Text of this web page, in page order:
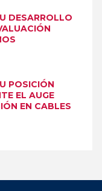
DESARROLLO
POSICIÓN
EL AUGE
EN CABLES